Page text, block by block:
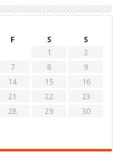
F S
S
1
2
7 8
9
14 15
16
21 22
23
28 29
30